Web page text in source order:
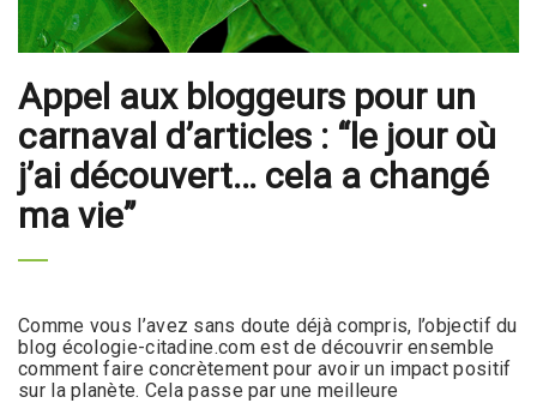
Appel aux bloggeurs pour un
carnaval d’articles : “le jour où
j’ai découvert… cela a changé
ma vie”
Comme vous l’avez sans doute déjà compris, l’objectif du
blog écologie-citadine.com est de découvrir ensemble
comment faire concrètement pour avoir un impact positif
sur la planète. Cela passe par une meilleure